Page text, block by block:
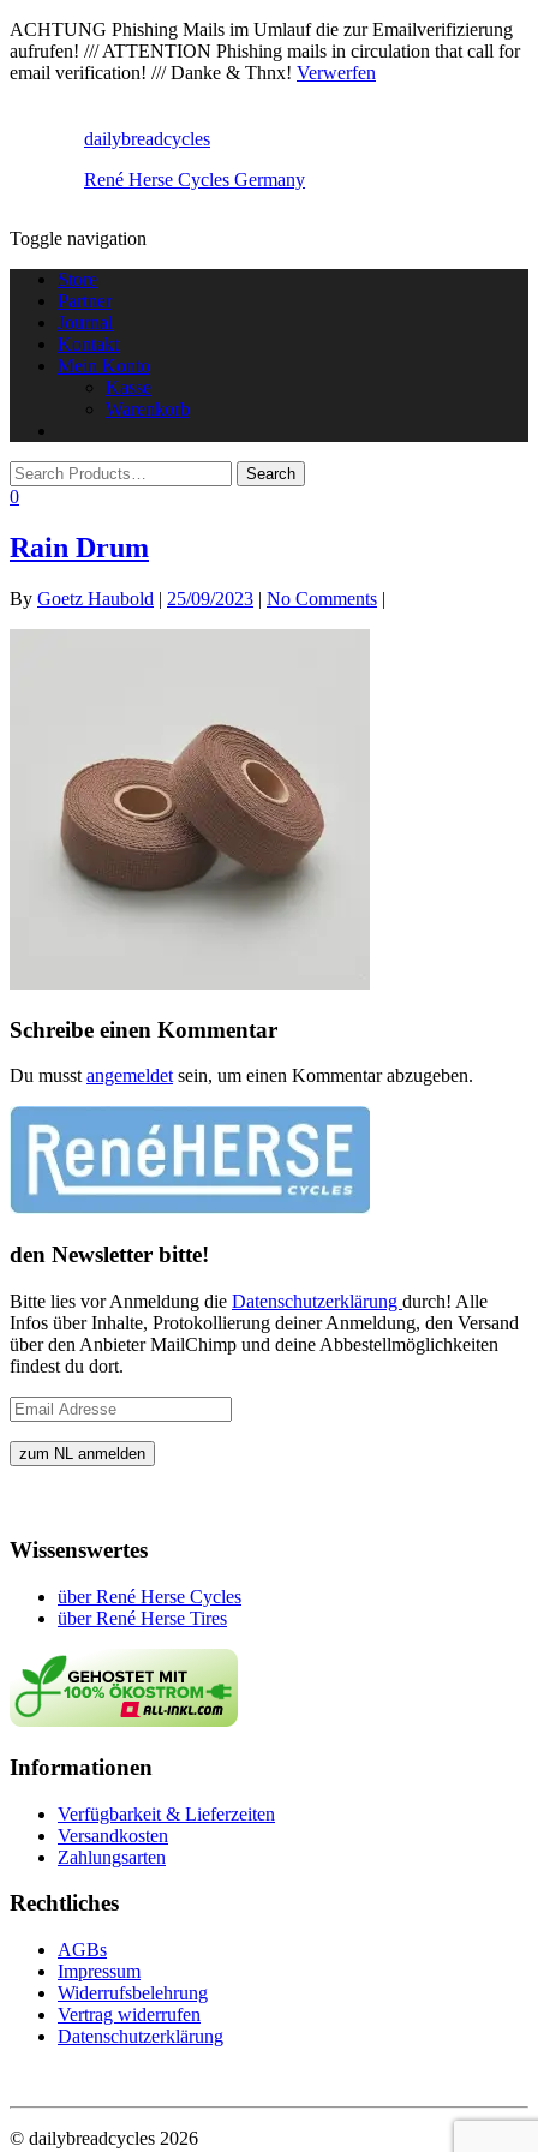
ACHTUNG Phishing Mails im Umlauf die zur Emailverifizierung
aufrufen! /// ATTENTION Phishing mails in circulation that call for
email verification! /// Danke & Thnx! Verwerfen
dailybreadcycles
René Herse Cycles Germany
Toggle navigation
Store
Partner
Journal
Kontakt
Mein Konto
Kasse
Warenkorb
0
Rain Drum
By Goetz Haubold | 25/09/2023 | No Comments |
Schreibe einen Kommentar
Du musst angemeldet sein, um einen Kommentar abzugeben.
den Newsletter bitte!
Bitte lies vor Anmeldung die Datenschutzerklärung durch! Alle
Infos über Inhalte, Protokollierung deiner Anmeldung, den Versand
über den Anbieter MailChimp und deine Abbestellmöglichkeiten
findest du dort.
Wissenswertes
über René Herse Cycles
über René Herse Tires
Informationen
Verfügbarkeit & Lieferzeiten
Versandkosten
Zahlungsarten
Rechtliches
AGBs
Impressum
Widerrufsbelehrung
Vertrag widerrufen
Datenschutzerklärung
© dailybreadcycles 2026